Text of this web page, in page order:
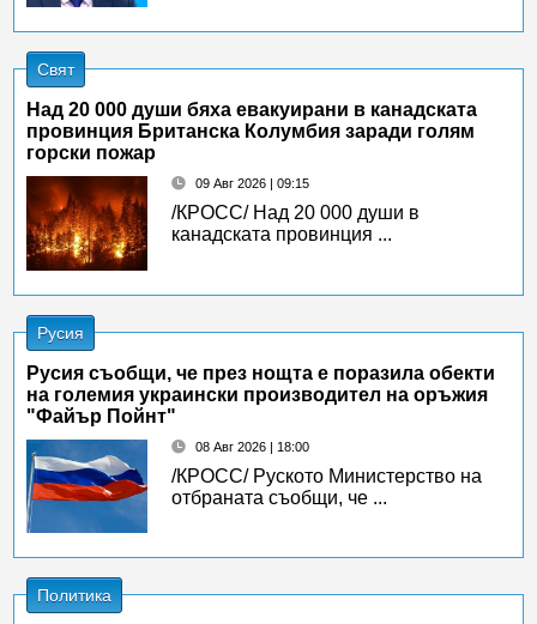
Свят
Над 20 000 души бяха евакуирани в канадската
провинция Британска Колумбия заради голям
горски пожар
09 Авг 2026 | 09:15
/КРОСС/ Над 20 000 души в
канадската провинция ...
Русия
Русия съобщи, че през нощта е поразила обекти
на големия украински производител на оръжия
"Файър Пойнт"
08 Авг 2026 | 18:00
/КРОСС/ Руското Министерство на
отбраната съобщи, че ...
Политика